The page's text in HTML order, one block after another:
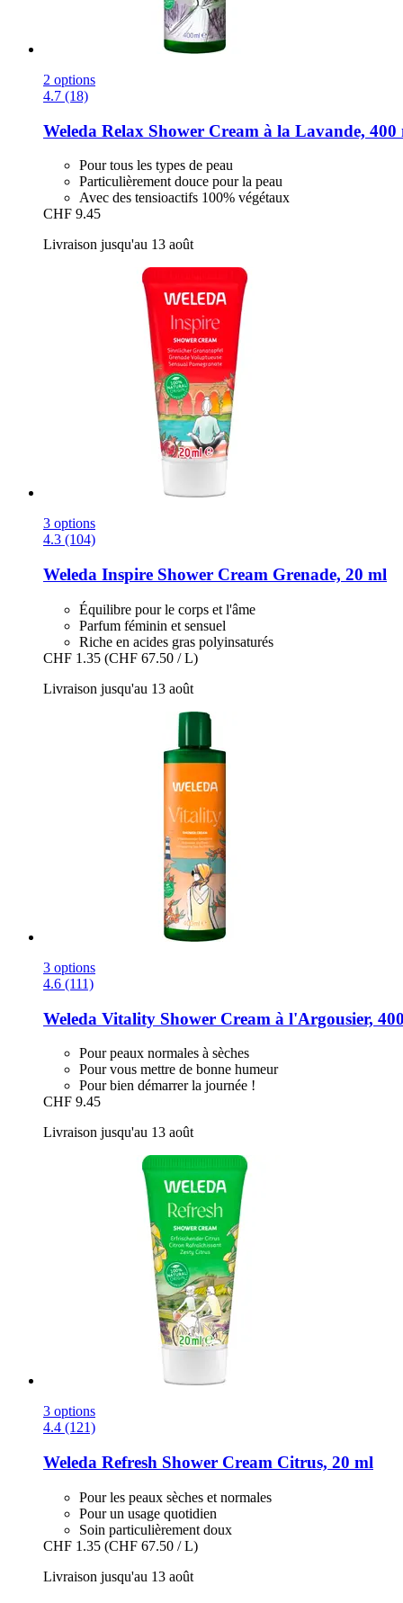
2 options
4.7 (18)
Weleda Relax Shower Cream à la Lavande, 400
Pour tous les types de peau
Particulièrement douce pour la peau
Avec des tensioactifs 100% végétaux
CHF 9.45
Livraison jusqu'au 13 août
3 options
4.3 (104)
Weleda Inspire Shower Cream Grenade, 20 ml
Équilibre pour le corps et l'âme
Parfum féminin et sensuel
Riche en acides gras polyinsaturés
CHF 1.35 (CHF 67.50 / L)
Livraison jusqu'au 13 août
3 options
4.6 (111)
Weleda Vitality Shower Cream à l'Argousier,
Pour peaux normales à sèches
Pour vous mettre de bonne humeur
Pour bien démarrer la journée !
CHF 9.45
Livraison jusqu'au 13 août
3 options
4.4 (121)
Weleda Refresh Shower Cream Citrus, 20 ml
Pour les peaux sèches et normales
Pour un usage quotidien
Soin particulièrement doux
CHF 1.35 (CHF 67.50 / L)
Livraison jusqu'au 13 août